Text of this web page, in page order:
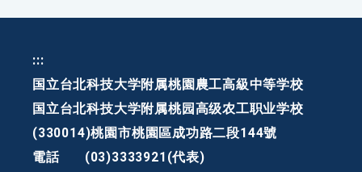
:::
国立台北科技大学附属桃園農工高級中等学校
国立台北科技大学附属桃园高级农工职业学校
(330014)桃園市桃園區成功路二段144號
電話
(03)3333921(代表)